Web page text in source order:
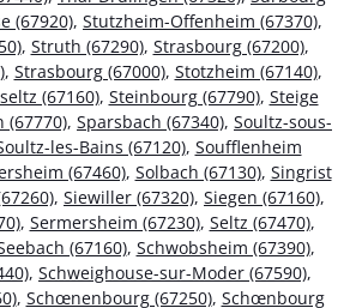
(67920), Stutzheim-Offenheim (67370),
, Struth (67290), Strasbourg (67200),
, Strasbourg (67000), Stotzheim (67140),
(67160), Steinbourg (67790), Steige
(67770), Sparsbach (67340), Soultz-sous-
les-Bains (67120), Soufflenheim
(67460), Solbach (67130), Singrist
, Siewiller (67320), Siegen (67160),
, Sermersheim (67230), Seltz (67470),
(67160), Schwobsheim (67390),
, Schweighouse-sur-Moder (67590),
, Schœnenbourg (67250), Schœnbourg